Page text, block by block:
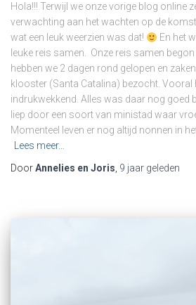
Hola!!! Terwijl we onze vorige blog online
verwachting aan het wachten op de
wat een leuk weerzien was dat!
En het
leuke reis samen. Onze reis samen
hebben we 2 dagen rond gelopen en
klooster (Santa Catalina) bezocht.
indrukwekkend. Alles was daar nog goed
liep door een soort van ministad waar
Momenteel leven er nog altijd nonnen in
Lees meer…
DoorAnnelies en Joris, 9 jaar geleden